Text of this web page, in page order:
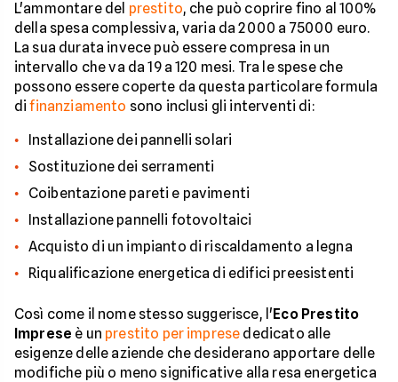
L'ammontare del prestito, che può coprire fino al 100%
della spesa complessiva, varia da 2000 a 75000 euro.
La sua durata invece può essere compresa in un
intervallo che va da 19 a 120 mesi. Tra le spese che
possono essere coperte da questa particolare formula
difinanziamento sono inclusi gli interventi di:
Installazione dei pannelli solari
Sostituzione dei serramenti
Coibentazione pareti e pavimenti
Installazione pannelli fotovoltaici
Acquisto di un impianto di riscaldamento a legna
Riqualificazione energetica di edifici preesistenti
Così come il nome stesso suggerisce, l'Eco Prestito
Imprese è un prestito per imprese dedicato alle
esigenze delle aziende che desiderano apportare delle
modifiche più o meno significative alla resa energetica